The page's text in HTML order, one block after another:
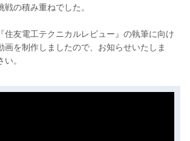
の積み重ねでした。
住友電工テクニカルレビュー』の執筆に向け
画を制作しましたので、お知らせいたしま
。